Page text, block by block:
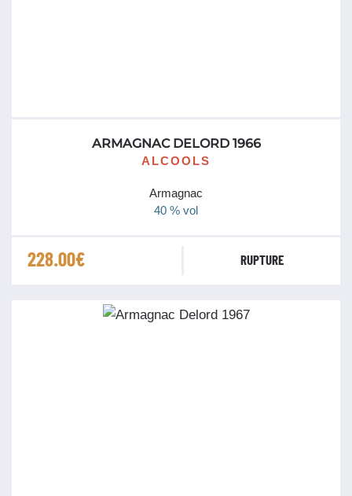
ARMAGNAC DELORD 1966
ALCOOLS
Armagnac
40 % vol
228.00€ RUPTURE